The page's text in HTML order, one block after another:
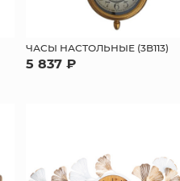
ЧАСЫ НАСТОЛЬНЫЕ (3B113)
5 837 ₽